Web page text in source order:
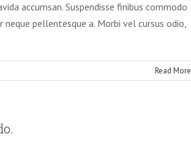
accumsan. Suspendisse finibus commodo
pellentesque a. Morbi vel cursus odio,
Read More